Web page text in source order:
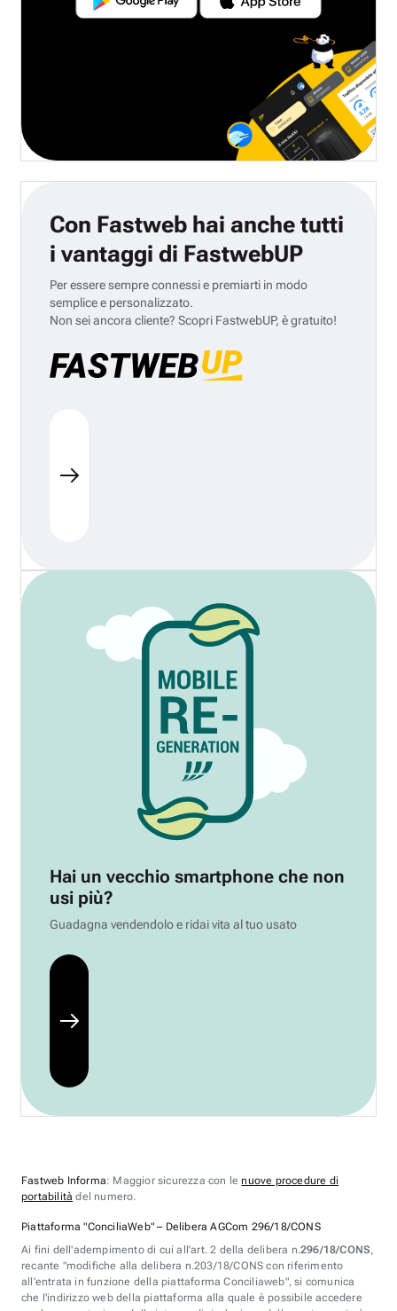
Con Fastweb hai anche tutti
i vantaggi di FastwebUP
Per essere sempre connessi e premiarti in modo
semplice e personalizzato.
Non sei ancora cliente? Scopri FastwebUP, è gratuito!
Hai un vecchio smartphone che non
usi più?
Guadagna vendendolo e ridai vita al tuo usato
Fastweb Informa: Maggior sicurezza con lenuove procedure di
portabilità del numero.
Piattaforma "ConciliaWeb" – Delibera AGCom 296/18/CONS
Ai fini dell'adempimento di cui all'art. 2 della delibera n.296/18/CONS,
recante "modifiche alla delibera n.203/18/CONS con riferimento
all'entrata in funzione della piattaforma Conciliaweb", si comunica
che l'indirizzo web della piattaforma alla quale è possibile accedere